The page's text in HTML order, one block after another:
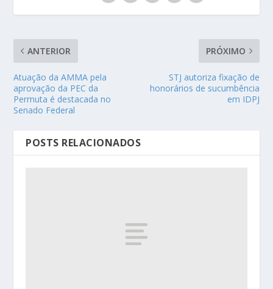
ANTERIOR
Atuação da AMMA pela
aprovação da PEC da
Permuta é destacada no
Senado Federal
PRÓXIMO
STJ autoriza fixação de
honorários de sucumbência
em IDPJ
POSTS RELACIONADOS